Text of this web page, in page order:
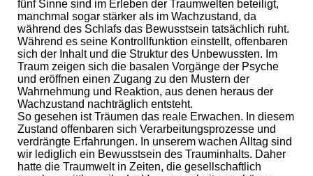
fünf Sinne sind im Erleben der Traumwelten beteiligt,
manchmal sogar stärker als im Wachzustand, da
während des Schlafs das Bewusstsein tatsächlich ruht.
Während es seine Kontrollfunktion einstellt, offenbaren
sich der Inhalt und die Struktur des Unbewussten. Im
Traum zeigen sich die basalen Vorgänge der Psyche
und eröffnen einen Zugang zu den Mustern der
Wahrnehmung und Reaktion, aus denen heraus der
Wachzustand nachträglich entsteht.
So gesehen ist Träumen das reale Erwachen. In diesem
Zustand offenbaren sich Verarbeitungsprozesse und
verdrängte Erfahrungen. In unserem wachen Alltag sind
wir lediglich ein Bewusstsein des Trauminhalts. Daher
hatte die Traumwelt in Zeiten, die gesellschaftlich